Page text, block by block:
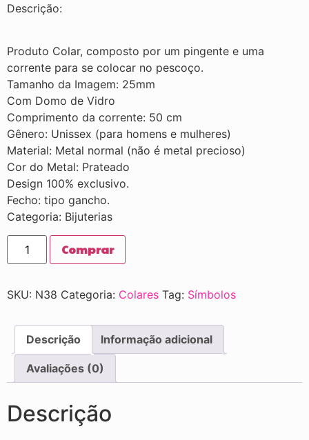
Descrição:
Produto Colar, composto por um pingente e uma
corrente para se colocar no pescoço.
Tamanho da Imagem: 25mm
Com Domo de Vidro
Comprimento da corrente: 50 cm
Gênero: Unissex (para homens e mulheres)
Material: Metal normal (não é metal precioso)
Cor do Metal: Prateado
Design 100% exclusivo.
Fecho: tipo gancho.
Categoria: Bijuterias
Comprar
SKU: N38 Categoria: Colares Tag: Símbolos
Descrição Informação adicional
Avaliações (0)
Descrição